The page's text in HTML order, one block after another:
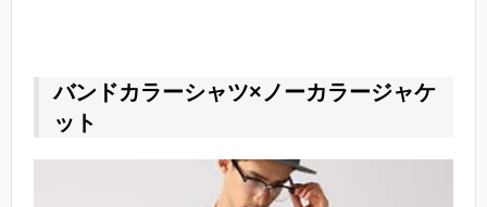
バンドカラーシャツ×ノーカラージャケ
ット